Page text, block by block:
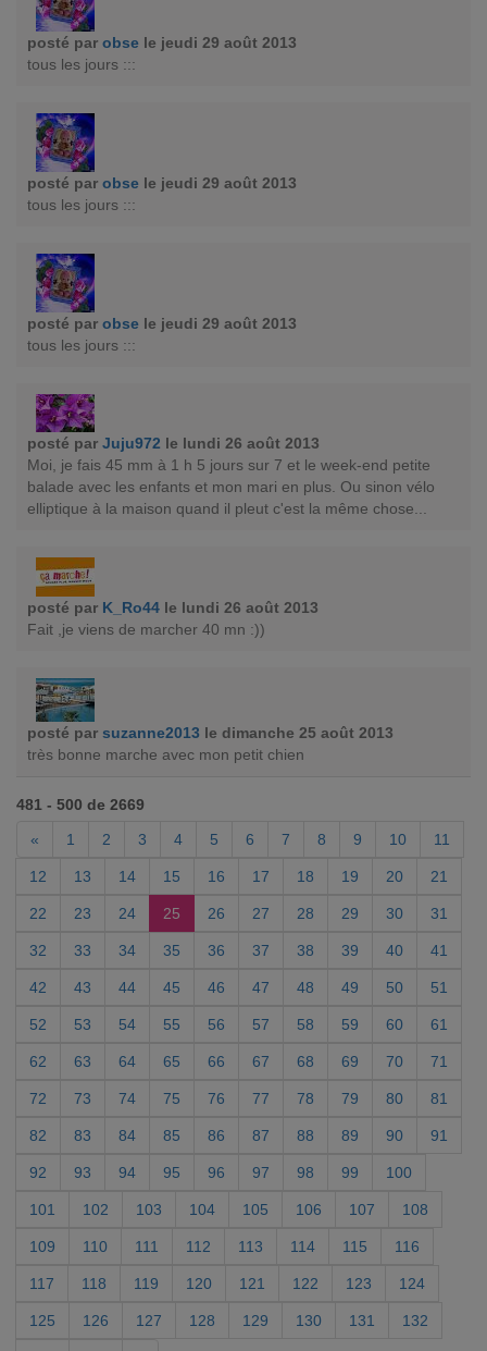
posté par obse le jeudi 29 août 2013
tous les jours :::
posté par obse le jeudi 29 août 2013
tous les jours :::
posté par obse le jeudi 29 août 2013
tous les jours :::
posté par Juju972 le lundi 26 août 2013
Moi, je fais 45 mm à 1 h 5 jours sur 7 et le week-end petite
balade avec les enfants et mon mari en plus. Ou sinon vélo
elliptique à la maison quand il pleut c'est la même chose...
posté par K_Ro44 le lundi 26 août 2013
Fait ,je viens de marcher 40 mn :))
posté par suzanne2013 le dimanche 25 août 2013
très bonne marche avec mon petit chien
481 - 500 de 2669
«
1 2 3 4 5 6 7 8 9 10 11
12 13 14 15 16 17 18 19 20 21
22 23 24 25 26 27 28 29 30 31
32 33 34 35 36 37 38 39 40 41
42 43 44 45 46 47 48 49 50 51
52 53 54 55 56 57 58 59 60 61
62 63 64 65 66 67 68 69 70 71
72 73 74 75 76 77 78 79 80 81
82 83 84 85 86 87 88 89 90 91
92 93 94 95 96 97 98 99 100
101 102 103 104 105 106 107 108
109 110 111 112 113 114 115 116
117 118 119 120 121 122 123 124
125 126 127 128 129 130 131 132